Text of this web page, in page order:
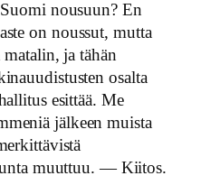
nousuun? En
on noussut, mutta
ja tähän
osalta
esittää. Me
jälkeen muista
muuttuu. — Kiitos.